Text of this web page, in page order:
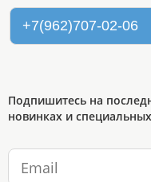
+7(962)707-02-06
Подпишитесь на
новинках и